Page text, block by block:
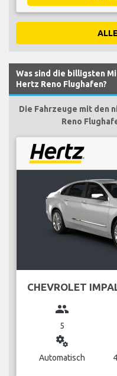
Was sind die billigsten
Hertz Reno Flughafen?
Die Fahrzeuge mit den
Reno
CHEVROLET
group
5
miscellaneous_services
Automatisch